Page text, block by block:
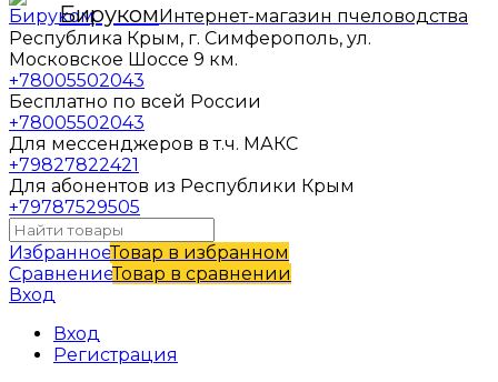
БирукомИнтернет-магазин пчеловодства
Республика Крым, г. Симферополь, ул.
Московское Шоссе 9 км.
+78005502043
Бесплатно по всей России
+78005502043
Для мессенджеров в т.ч. МАКС
+79827822421
Для абонентов из Республики Крым
+79787529505
ИзбранноеТовар в избранном
СравнениеТовар в сравнении
Вход
Вход
Регистрация